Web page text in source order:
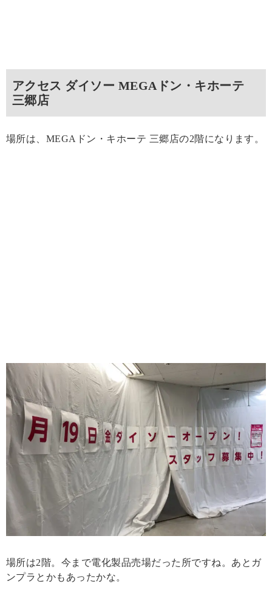
アクセス ダイソー MEGAドン・キホーテ
三郷店
場所は、MEGAドン・キホーテ 三郷店の2階になります。
場所は2階。今まで電化製品売場だった所ですね。あとガ
ンプラとかもあったかな。